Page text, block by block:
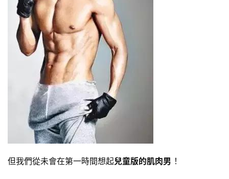
但我們從未會在第一時間想起兒童版的肌肉男 ！